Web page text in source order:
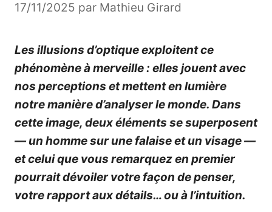
17/11/2025 par Mathieu Girard
Les illusions d’optique exploitent ce
phénomène à merveille : elles jouent avec
nos perceptions et mettent en lumière
notre manière d’analyser le monde. Dans
cette image, deux éléments se superposent
— un homme sur une falaise et un visage —
et celui que vous remarquez en premier
pourrait dévoiler votre façon de penser,
votre rapport aux détails… ou à l’intuition.